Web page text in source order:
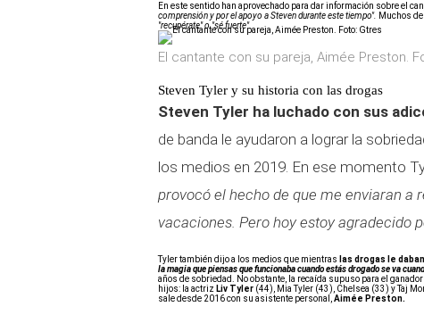
En este sentido han aprovechado para dar información sobre el
comprensión y por el apoyo a Steven durante este tiempo". Muchos
"recupérate" o "sé fuerte".
El cantante con su pareja, Aimée Preston.
Steven Tyler y su historia con las drogas
Steven Tyler ha luchado con sus
de banda le ayudaron a lograr la
los medios en 2019. En ese momento
provocó el hecho de que me enviaran a
vacaciones. Pero hoy estoy agradecido
Tyler también dijo a los medios que mientras las drogas le
la magia que piensas que funcionaba cuando estás drogado se va
años de sobriedad. No obstante, la recaída supuso para el
hijos: la actriz Liv Tyler (44), Mia Tyler (43), Chelsea (33) y Taj
sale desde 2016 con su asistente personal, Aimée Preston.